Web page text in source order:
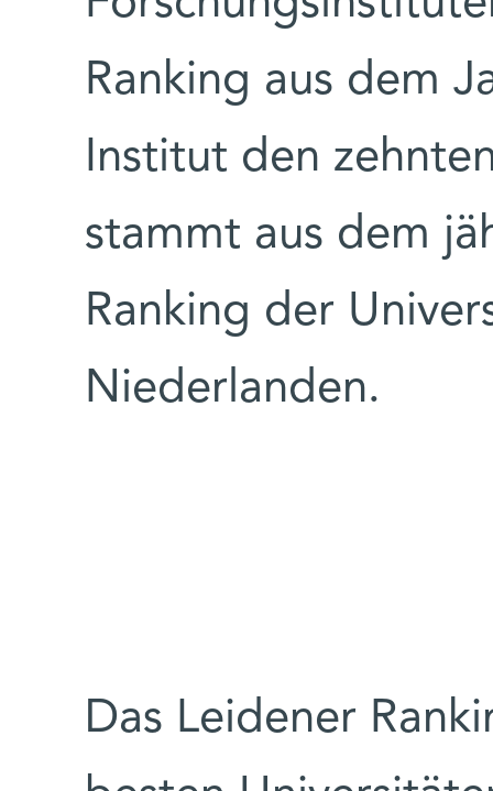
Ranking aus dem
Institut den
stammt aus dem
Ranking der
Niederlanden.
Das Leidener